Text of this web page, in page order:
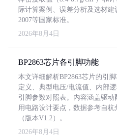
际计算案例、误差分析及选材建
2007等国家标准。
2026年8月4日
BP2863芯片各引脚功能
本文详细解析BP2863芯片的引
定义、典型电压/电流值、内部
引脚参数对照表。内容涵盖驱
用电路设计要点，数据参考自
（版本V1.2）。
2026年8月4日